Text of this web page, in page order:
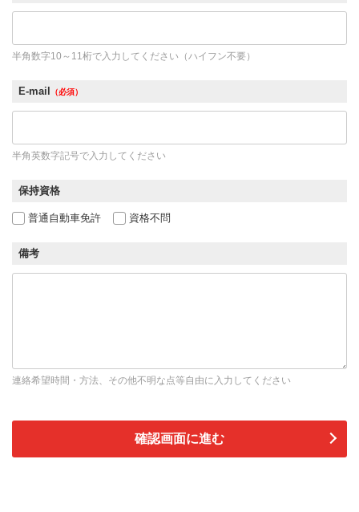
半角数字10～11桁で入力してください（ハイフン不要）
E-mail （必須）
半角英数字記号で入力してください
保持資格
普通自動車免許 資格不問
備考
連絡希望時間・方法、その他不明な点等自由に入力してください